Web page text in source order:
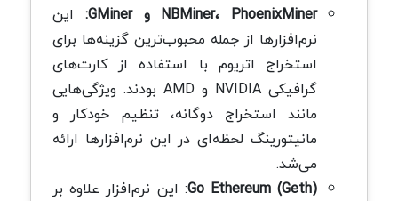
NBMiner، PhoenixMiner و GMiner:
این
نرم‌افزارها از جمله محبوب‌ترین گزینه‌ها برای
استخراج اتریوم با استفاده از کارت‌های
گرافیکی NVIDIA و AMD بودند. ویژگی‌هایی
مانند استخراج دوگانه، تنظیم خودکار و
مانیتورینگ لحظه‌ای در این نرم‌افزارها ارائه
می‌شد.
Go Ethereum (Geth): این نرم‌افزار علاوه بر